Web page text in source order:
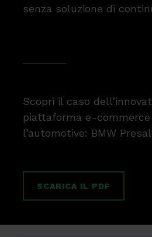
senza soluzione di
Scopri il caso
piattaforma e-commerce
l’automotive: BMW
SCARICA IL PDF